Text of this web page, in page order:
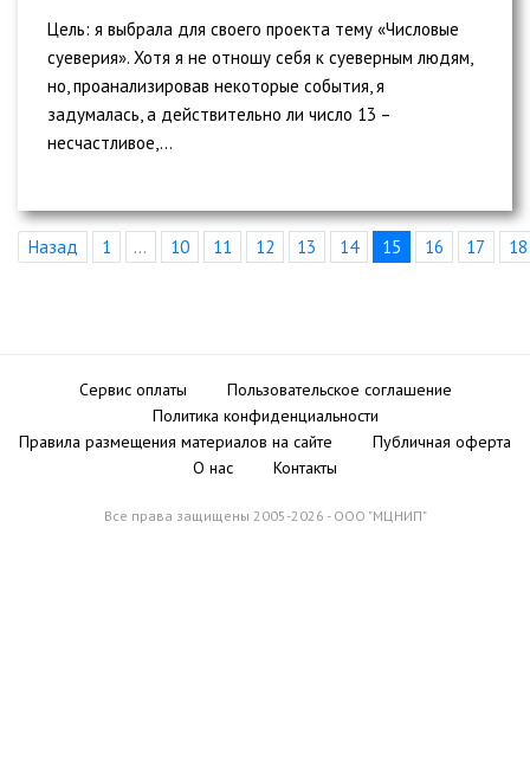
Цель: я выбрала для своего проекта тему «Числовые
суеверия». Хотя я не отношу себя к суеверным людям,
но, проанализировав некоторые события, я
задумалась, а действительно ли число 13 –
несчастливое,...
Назад 1 ... 10 11 12 13 14 15 16 17 18
Сервис оплаты
Пользовательское соглашение
Политика конфиденциальности
Правила размещения материалов на сайте
Публичная оферта
О нас
Контакты
Все права защищены 2005-2026 - ООО "МЦНИП"